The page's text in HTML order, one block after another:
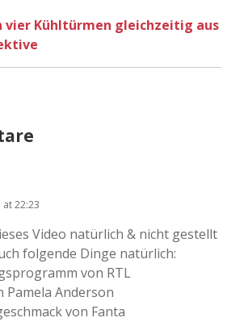
vier Kühltürmen gleichzeitig aus
at 22:23
Video natürlich & nicht gestellt
folgende Dinge natürlich:
von RTL
Pamela Anderson
von Fanta